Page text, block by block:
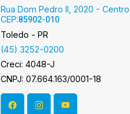
Rua Dom Pedro II, 2020 - Centro,
CEP:85902-010
Toledo - PR
(45) 3252-0200
Creci: 4048-J
CNPJ: 07.664.163/0001-18